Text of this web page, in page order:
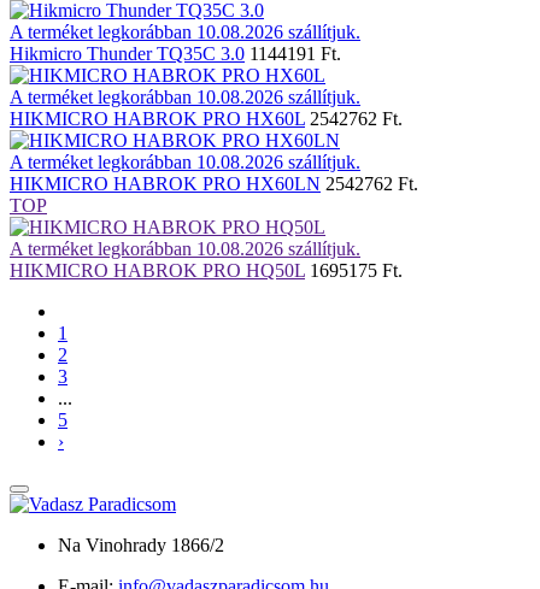
A terméket legkorábban 10.08.2026 szállítjuk.
Hikmicro Thunder TQ35C 3.0 1144191 Ft.
A terméket legkorábban 10.08.2026 szállítjuk.
HIKMICRO HABROK PRO HX60L 2542762 Ft.
A terméket legkorábban 10.08.2026 szállítjuk.
HIKMICRO HABROK PRO HX60LN 2542762 Ft.
TOP
A terméket legkorábban 10.08.2026 szállítjuk.
HIKMICRO HABROK PRO HQ50L 1695175 Ft.
1
2
3
...
5
›
Na Vinohrady 1866/2